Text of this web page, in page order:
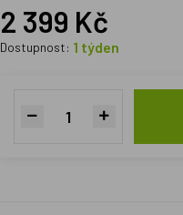
2 399 Kč
Dostupnost: 1 týden